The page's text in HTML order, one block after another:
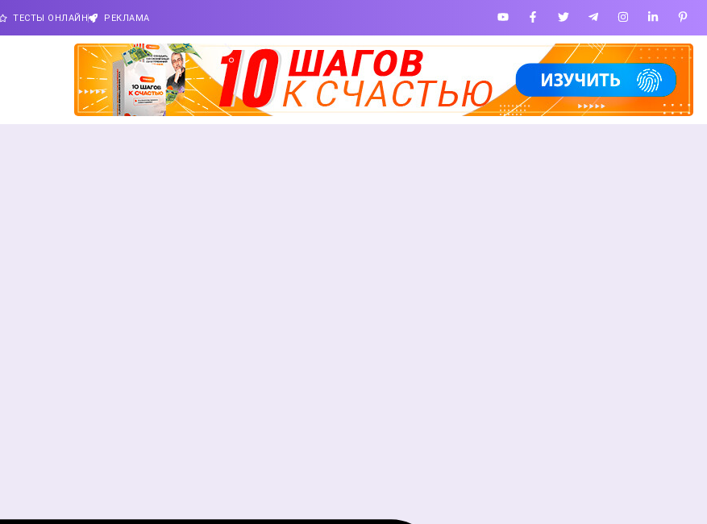
ТЕСТЫ ОНЛАЙН РЕКЛАМА